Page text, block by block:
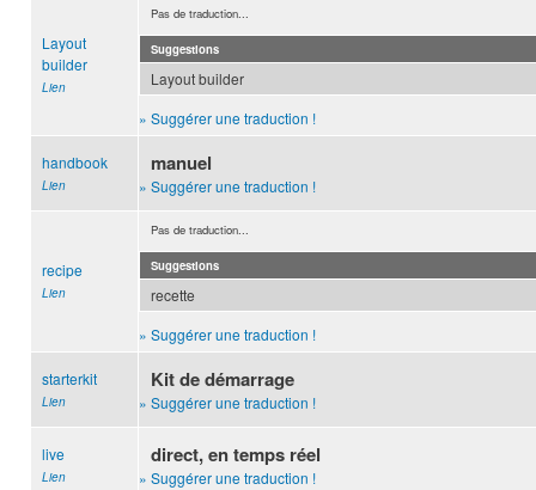
Layout
builder
Lien
Pas de traduction...
Suggestions
Layout builder
» Suggérer une traduction !
handbook
Lien
manuel
» Suggérer une traduction !
recipe
Lien
Pas de traduction...
Suggestions
recette
» Suggérer une traduction !
starterkit
Lien
Kit de démarrage
» Suggérer une traduction !
live
Lien
direct, en temps réel
» Suggérer une traduction !